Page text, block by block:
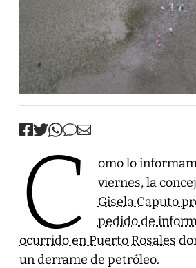
C
omo lo
viernes, la
Gisela Caputo
pedido de
ocurrido en Puerto Rosales
un derrame de petróleo.